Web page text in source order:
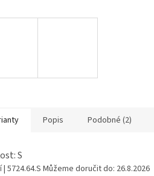
Popis Podobné (2)
S
| 5724.64.S Můžeme doručit do: 26.8.2026